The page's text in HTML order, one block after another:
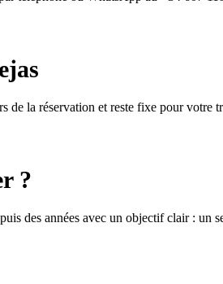
de la réservation et reste fixe pour
?
des années avec un objectif clair :